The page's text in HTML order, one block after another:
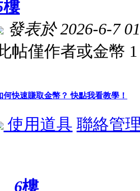
樓
發表於 2026-6-7
帖僅作者或金幣
何快速賺取金幣？ 快點我看教學！
使用道具 聯絡管
6樓